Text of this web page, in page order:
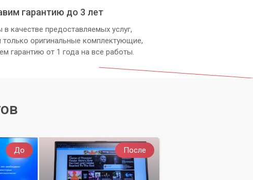
гарантию до 3 лет
качестве предоставляемых услуг,
только оригинальные комплектующие,
гарантию от 1 года на все работы.
До После